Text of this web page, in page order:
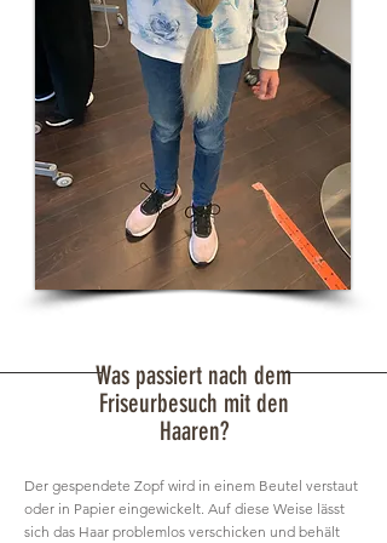
Was passiert nach dem
Friseurbesuch mit den
Haaren?
Der gespendete Zopf wird in einem Beutel verstaut
oder in Papier eingewickelt. Auf diese Weise lässt
sich das Haar problemlos verschicken und behält